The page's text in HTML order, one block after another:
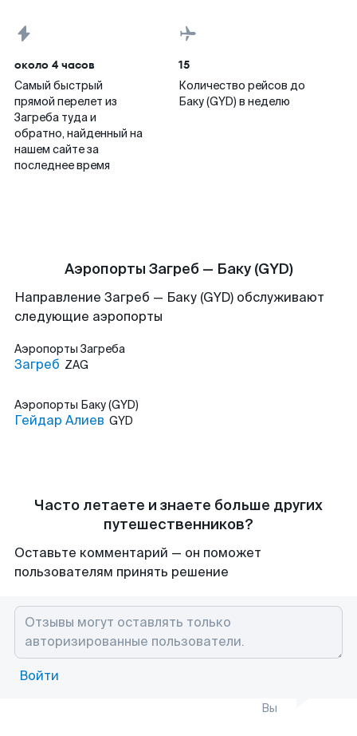
около 4 часов
Самый быстрый
прямой перелет из
Загреба туда и
обратно, найденный на
нашем сайте за
последнее время
15
Количество рейсов до
Баку (GYD) в неделю
Аэропорты Загреб — Баку (GYD)
Направление Загреб — Баку (GYD) обслуживают
следующие аэропорты
Аэропорты Загреба
Загреб ZAG
Аэропорты Баку (GYD)
Гейдар Алиев GYD
Часто летаете и знаете больше других
путешественников?
Оставьте комментарий — он поможет
пользователям принять решение
Войти
Вы